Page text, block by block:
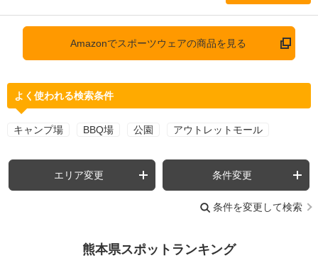
Amazonでスポーツウェアの商品を見る
よく使われる検索条件
キャンプ場 BBQ場 公園 アウトレットモール
エリア変更 条件変更
条件を変更して検索
熊本県スポットランキング